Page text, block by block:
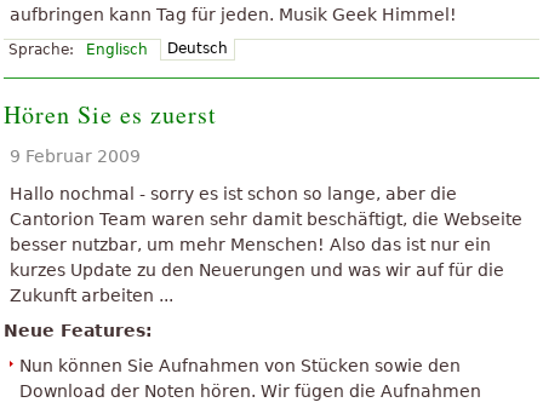
aufbringen kann Tag für jeden. Musik Geek Himmel!
Sprache: Englisch Deutsch
Hören Sie es zuerst
9 Februar 2009
Hallo nochmal - sorry es ist schon so lange, aber die
Cantorion Team waren sehr damit beschäftigt, die Webseite
besser nutzbar, um mehr Menschen! Also das ist nur ein
kurzes Update zu den Neuerungen und was wir auf für die
Zukunft arbeiten ...
Neue Features:
Nun können Sie Aufnahmen von Stücken sowie den
Download der Noten hören. Wir fügen die Aufnahmen